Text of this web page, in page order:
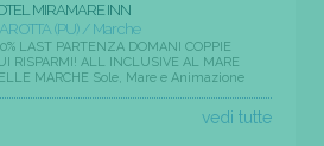
MIRAMARE INN
(PU) / Marche
LAST PARTENZA DOMANI COPPIE
RISPARMI! ALL INCLUSIVE AL MARE
MARCHE Sole, Mare e Animazione
vedi tutte